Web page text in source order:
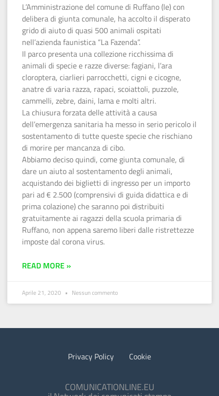
L’Amministrazione del comune di Ruffano (le) con
delibera di giunta comunale, ha accolto il disperato
grido di aiuto di quasi 500 animali ospitati
nell’azienda faunistica “La Fazenda”.
Il parco presenta una collezione ricchissima di
animali di specie e razze diverse: fagiani, l’ara
cloroptera, ciarlieri parrocchetti, cigni e cicogne,
anatre di varia razza, rapaci, scoiattoli, puzzole,
cammelli, zebre, daini, lama e molti altri.
La chiusura forzata delle attività a causa
dell’emergenza sanitaria ha messo in serio pericolo il
sostentamento di tutte queste specie che rischiano
di morire per mancanza di cibo.
Abbiamo deciso quindi, come giunta comunale, di
dare un aiuto al sostentamento degli animali,
acquistando dei biglietti di ingresso per un importo
pari ad € 2.500 (comprensivi di guida didattica e di
prima colazione) che saranno poi distribuiti
gratuitamente ai ragazzi della scuola primaria di
Ruffano, non appena saremo liberi dalle ristrettezze
imposte dal corona virus.
READ MORE »
Aprile 21, 2020 Nessun commento
Privacy Policy Cookie
COMUNICATIONLINE.EU